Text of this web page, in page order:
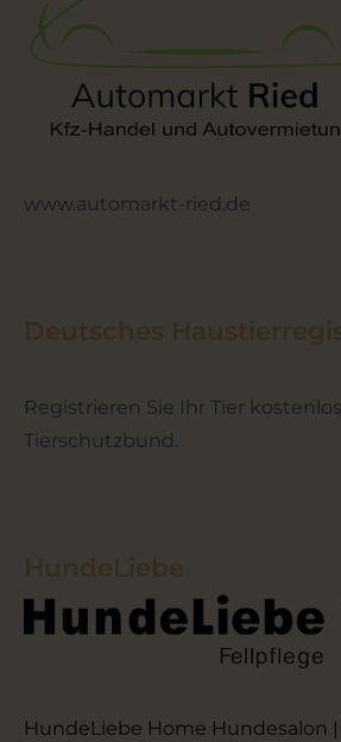
www.automarkt-ried.de
Registrieren Sie Ihr Tier
Tierschutzbund.
HundeLiebe Home Hundesalon